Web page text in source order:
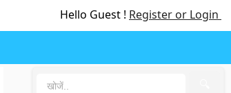
Hello Guest ! Register or Login